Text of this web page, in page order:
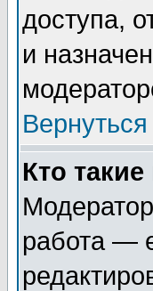
доступа,
и
Кто
работа —